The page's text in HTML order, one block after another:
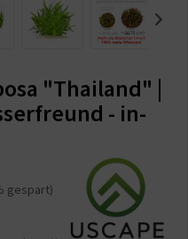
"Thailand" |
- in-
gespart)